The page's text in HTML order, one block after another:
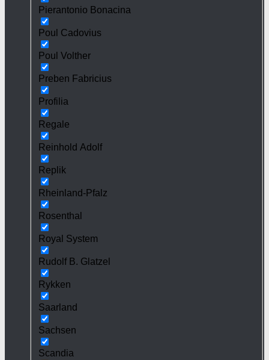
Pierantonio Bonacina
Poul Cadovius
Poul Volther
Preben Fabricius
Profilia
Regale
Reinhold Adolf
Replik
Rheinland-Pfalz
Rosenthal
Royal System
Rudolf B. Glatzel
Rykken
Saarland
Sachsen
Scandia